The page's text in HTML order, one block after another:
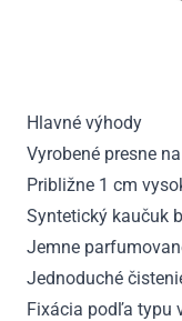
Hlavné výhody
Vyrobené presne
Približne 1 cm
Syntetický kaučuk
Jemne
Jednoduché
Fixácia podľa typu